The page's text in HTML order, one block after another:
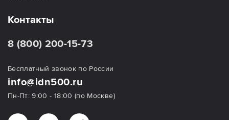
Контакты
8 (800) 200-15-73
Бесплатный звонок по России
info@idn500.ru
Пн-Пт: 9:00 - 18:00 (по Москве)